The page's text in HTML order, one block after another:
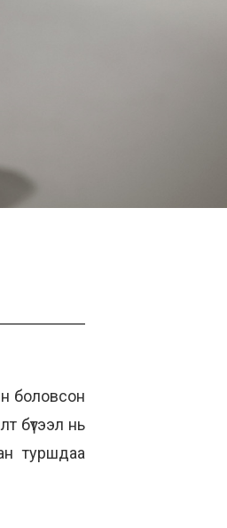
боловсон
бүтээл нь
туршдаа